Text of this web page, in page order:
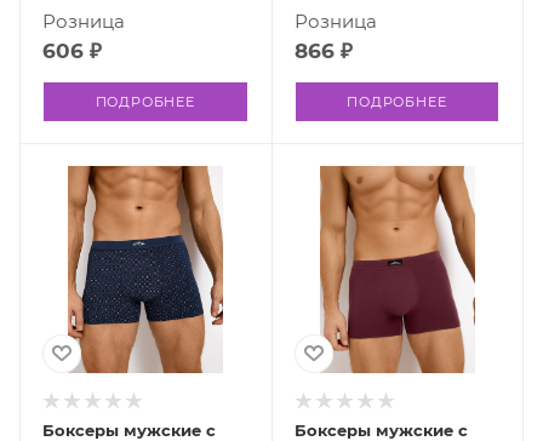
606 ₽
Розница
ПОДРОБНЕЕ
866 ₽
Розница
ПОДРОБНЕЕ
Боксеры мужские с
Боксеры мужские с